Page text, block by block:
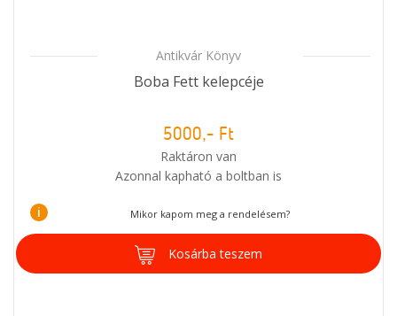
Antikvár Könyv
Boba Fett kelepcéje
5000,- Ft
Raktáron van
Azonnal kapható a boltban is
i Mikor kapom meg a rendelésem?
Kosárba teszem